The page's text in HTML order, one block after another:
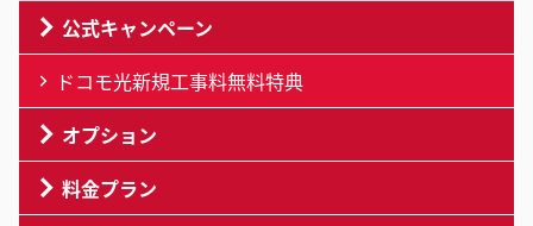
公式キャンペーン
ドコモ光新規工事料無料特典
オプション
料金プラン